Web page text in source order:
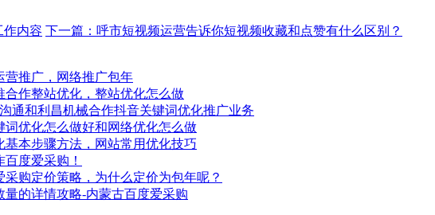
作内容 下一篇：呼市短视频运营告诉你短视频收藏和点赞有什么区别？
营推广，网络推广包年
合作整站优化，整站优化怎么做
通和利昌机械合作抖音关键词优化推广业务
优化怎么做好和网络优化怎么做
本步骤方法，网站常用优化技巧
度爱采购！
购定价策略，为什么定价为包年呢？
的详情攻略-内蒙古百度爱采购